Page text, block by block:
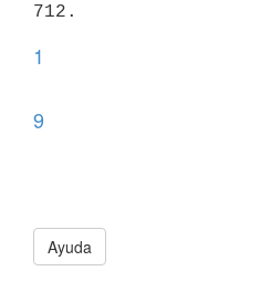
712.
1
9
Ayuda